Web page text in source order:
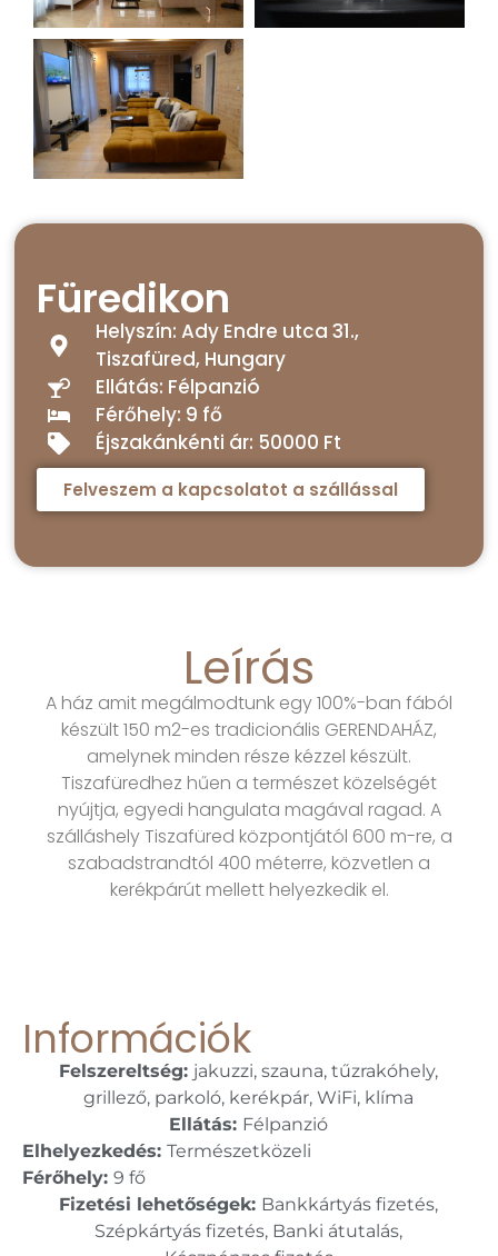
Füredikon
Helyszín: Ady Endre utca 31.,
Tiszafüred, Hungary
Ellátás: Félpanzió
Férőhely: 9 fő
Éjszakánkénti ár: 50000 Ft
Felveszem a kapcsolatot a szállással
Leírás
A ház amit megálmodtunk egy 100%-ban fából
készült 150 m2-es tradicionális GERENDAHÁZ,
amelynek minden része kézzel készült.
Tiszafüredhez hűen a természet közelségét
nyújtja, egyedi hangulata magával ragad. A
szálláshely Tiszafüred központjától 600 m-re, a
szabadstrandtól 400 méterre, közvetlen a
kerékpárút mellett helyezkedik el.
Információk
Felszereltség: jakuzzi, szauna, tűzrakóhely,
grillező, parkoló, kerékpár, WiFi, klíma
Ellátás: Félpanzió
Elhelyezkedés: Természetközeli
Férőhely: 9 fő
Fizetési lehetőségek: Bankkártyás fizetés,
Szépkártyás fizetés, Banki átutalás,